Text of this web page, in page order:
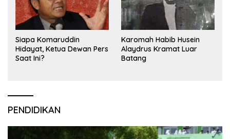
Siapa Komaruddin
Hidayat, Ketua Dewan Pers
Saat Ini?
Karomah Habib Husein
Alaydrus Kramat Luar
Batang
PENDIDIKAN